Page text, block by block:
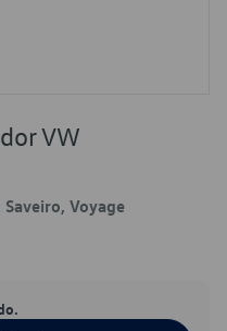
VW
Voyage